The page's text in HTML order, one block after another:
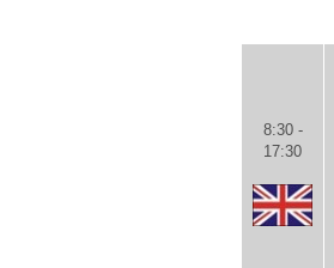
8:30 -
17:30